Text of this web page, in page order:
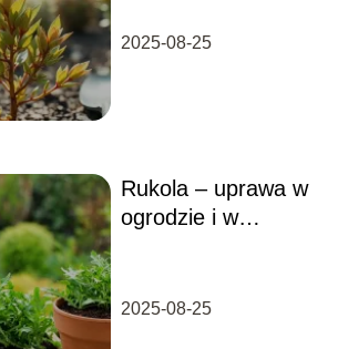
2025-08-25
Rukola – uprawa w
ogrodzie i w
2025-08-25